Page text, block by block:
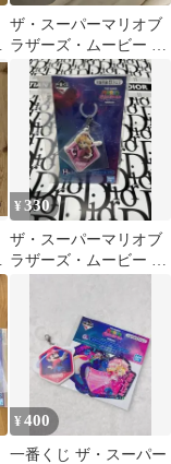
ザ・スーパーマリオブ
ラザーズ・ムービー 一
番くじ グッズセット
¥330
ザ・スーパーマリオブ
ラザーズ・ムービー 一
¥400
一番くじ ザ・スーパー